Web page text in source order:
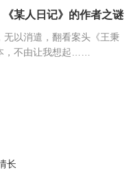
某人日记》的作者之谜
无以消遣，翻看案头《王秉
，不由让我想起……
长